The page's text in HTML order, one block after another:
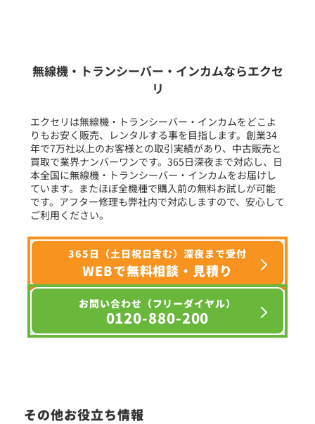
フリーワード入力(製品名等)
選択条件をリセット
無線機・トランシーバー・インカムならエクセ
リ
エクセリは無線機・トランシーバー・インカムをどこよ
りもお安く販売、レンタルする事を目指します。創業34
年で7万社以上のお客様との取引実績があり、中古販売と
買取で業界ナンバーワンです。365日深夜まで対応し、日
本全国に無線機・トランシーバー・インカムをお届けし
ています。またほぼ全機種で購入前の無料お試しが可能
です。アフター修理も弊社内で対応しますので、安心して
ご利用ください。
365日（土日祝日含む）深夜まで受付
WEBで無料相談・見積り
お問い合わせ（フリーダイヤル）
0120-880-200
その他お役立ち情報